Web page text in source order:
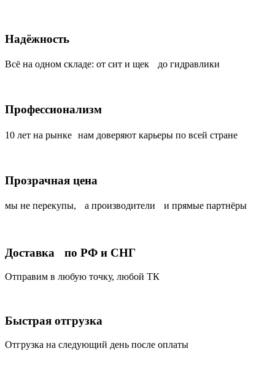
Надёжность
Всё на одном складе: от сит и щек до гидравлики
Профессионализм
10 лет на рынке нам доверяют карьеры по всей стране
Прозрачная цена
мы не перекупы, а производители и прямые партнёры
Доставка по РФ и СНГ
Отправим в любую точку, любой ТК
Быстрая отгрузка
Отгрузка на следующий день после оплаты